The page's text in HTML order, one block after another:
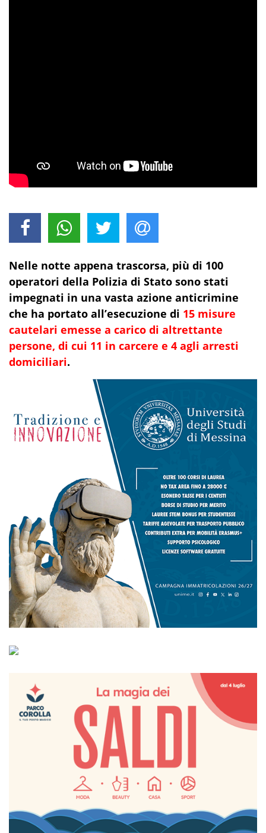
Nelle notte appena trascorsa, più di 100
operatori della Polizia di Stato sono stati
impegnati in una vasta azione anticrimine
che ha portato all’esecuzione di 15 misure
cautelari emesse a carico di altrettante
persone, di cui 11 in carcere e 4 agli arresti
domiciliari.